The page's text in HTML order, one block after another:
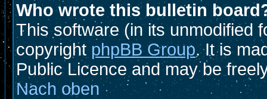
Who wrote this bulletin
This software (in its unmodified
copyright phpBB Group. It is
Public Licence and may be
Nach oben